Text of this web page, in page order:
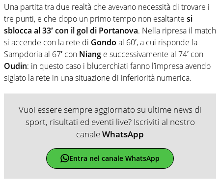
Una partita tra due realtà che avevano necessità di trovare i
tre punti, e che dopo un primo tempo non esaltante si
sblocca al 33′ con il gol di Portanova. Nella ripresa il match
si accende con la rete di Gondo al 60′, a cui risponde la
Sampdoria al 67′ con Niang e successivamente al 74′ con
Oudin: in questo caso i blucerchiati fanno l’impresa avendo
siglato la rete in una situazione di inferiorità numerica.
Vuoi essere sempre aggiornato su ultime news di
sport, risultati ed eventi live? Iscriviti al nostro
canaleWhatsApp
Entra nel canale WhatsApp